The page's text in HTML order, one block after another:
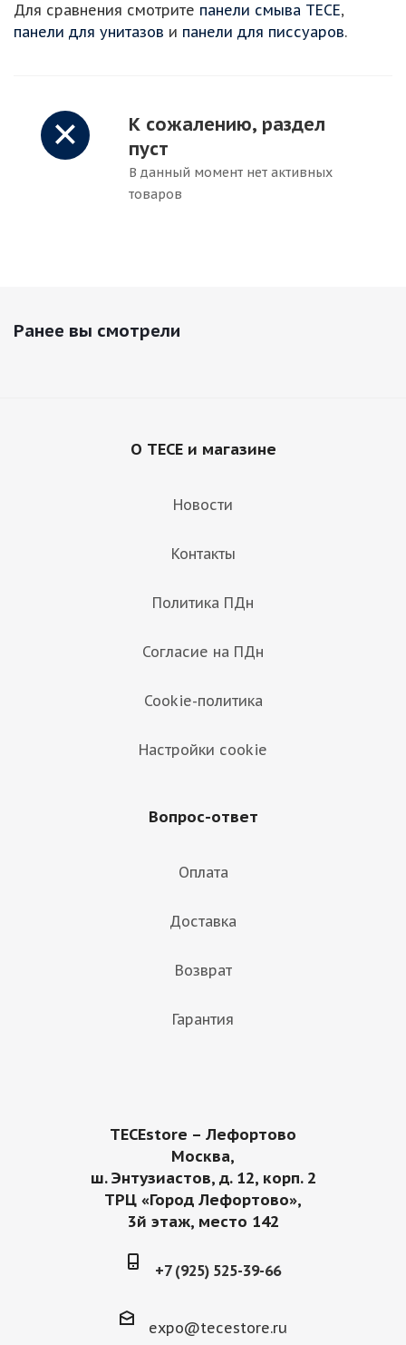
Для сравнения смотрите панели смыва TECE,
панели для унитазов и панели для писсуаров.
К сожалению, раздел
пуст
В данный момент нет активных
товаров
Ранее вы смотрели
О TECE и магазине
Новости
Контакты
Политика ПДн
Согласие на ПДн
Cookie-политика
Настройки cookie
Вопрос-ответ
Оплата
Доставка
Возврат
Гарантия
TECEstore – Лефортово
Москва,
ш. Энтузиастов, д. 12, корп. 2
ТРЦ «Город Лефортово»,
3й этаж, место 142
+7 (925) 525-39-66
expo@tecestore.ru